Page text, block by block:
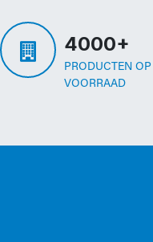
4000+
PRODUCTEN OP
VOORRAAD